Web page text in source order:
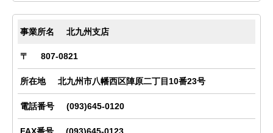
北九州支店
807-0821
北九州市八幡西区陣原二丁目10番23号
(093)645-0120